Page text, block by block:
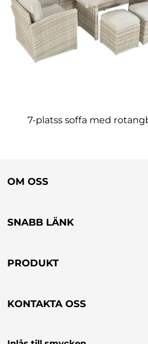
7-platss soffa med
OM OSS
SNABB LÄNK
PRODUKT
KONTAKTA OSS